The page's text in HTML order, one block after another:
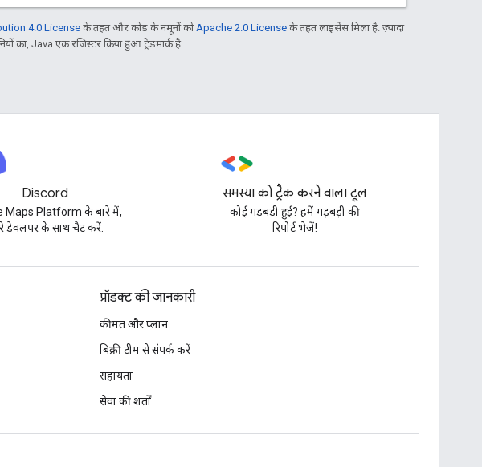
4.0 Licenseके तहत और कोड के नमूनों को Apache 2.0 License के तहत लाइसेंस मिला है. ज़्यादा
का, Java एक रजिस्टर किया हुआ ट्रेडमार्क है.
Discord
Maps Platform के बारे में,
डेवलपर के साथ चैट करें.
समस्या को ट्रैक करने वाला टूल
कोई गड़बड़ी हुई? हमें गड़बड़ी की
रिपोर्ट भेजें!
प्रॉडक्ट की जानकारी
कीमत और प्लान
बिक्री टीम से संपर्क करें
सहायता
सेवा की शर्तों